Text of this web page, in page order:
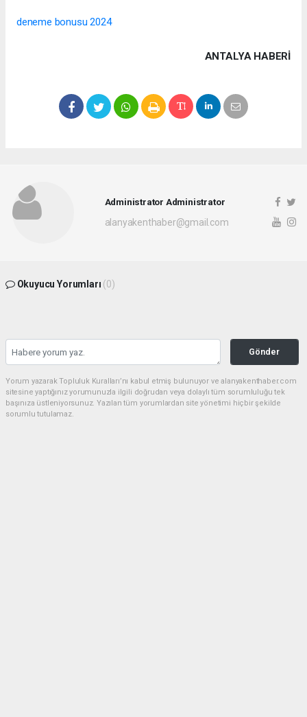
deneme bonusu 2024
ANTALYA HABERİ
Administrator Administrator
alanyakenthaber@gmail.com
Okuyucu Yorumları (0)
Gönder
Yorum yazarak Topluluk Kuralları’nı kabul etmiş bulunuyor ve alanyakenthaber.com
sitesine yaptığınız yorumunuzla ilgili doğrudan veya dolaylı tüm sorumluluğu tek
başınıza üstleniyorsunuz. Yazılan tüm yorumlardan site yönetimi hiçbir şekilde
sorumlu tutulamaz.